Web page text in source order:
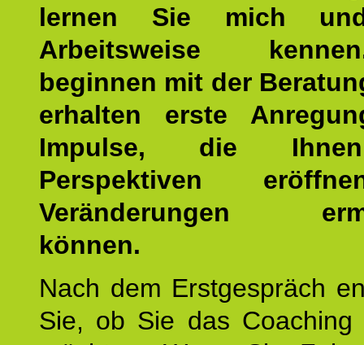
lernen Sie mich
Arbeitsweise
beginnen mit der
erhalten erste
Impulse, die
Perspektiven
Veränderungen
können.
Nach dem Erstgespräch
Sie, ob Sie das Coaching